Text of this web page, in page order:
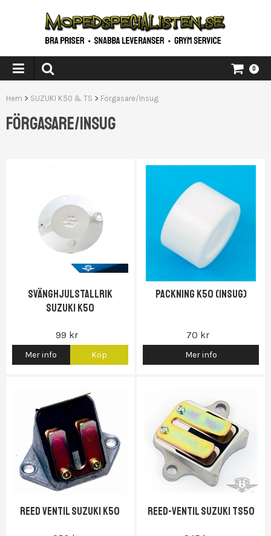
0
Hem > SUZUKI K50 & TS > Förgasare/Insug
FÖRGASARE/INSUG
Svänghjulstallrik
Suzuki K50
99 kr
Mer info Köp
Packning K50 (insug)
70 kr
Mer info
Reed ventil Suzuki K50 Reed-Ventil Suzuki TS50